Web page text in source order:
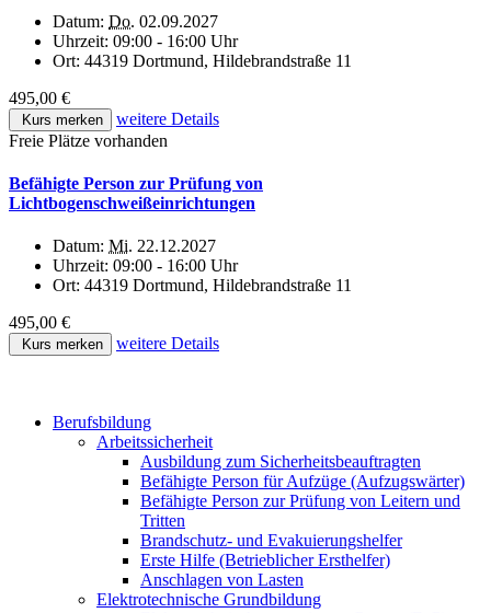
Datum: Do. 02.09.2027
Uhrzeit: 09:00 - 16:00 Uhr
Ort: 44319 Dortmund, Hildebrandstraße 11
495,00 €
Kurs merken
weitere Details
Freie Plätze vorhanden
Befähigte Person zur Prüfung von
Lichtbogenschweißeinrichtungen
Datum: Mi. 22.12.2027
Uhrzeit: 09:00 - 16:00 Uhr
Ort: 44319 Dortmund, Hildebrandstraße 11
495,00 €
Kurs merken weitere Details
Berufsbildung
Arbeitssicherheit
Ausbildung zum Sicherheitsbeauftragten
Befähigte Person für Aufzüge (Aufzugswärter)
Befähigte Person zur Prüfung von Leitern und
Tritten
Brandschutz- und Evakuierungshelfer
Erste Hilfe (Betrieblicher Ersthelfer)
Anschlagen von Lasten
Elektrotechnische Grundbildung